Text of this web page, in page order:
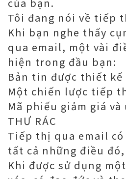
Tôi đang nói về tiếp
Khi bạn nghe thấy
qua email, một vài
hiện trong đầu bạn:
Bản tin được thiết kế
Một chiến lược tiếp
Mã phiếu giảm giá
THƯ RÁC
Tiếp thị qua email
tất cả những điều
Khi được sử dụng